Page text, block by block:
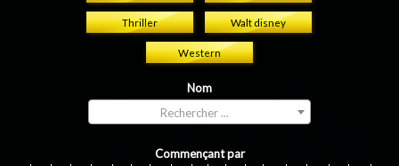
Thriller Walt disney
Western
Nom
Rechercher ...
Commençant par